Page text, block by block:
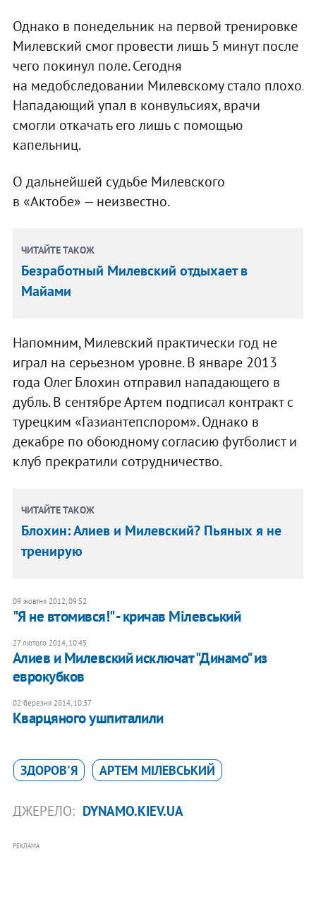
Однако в понедельник на первой тренировке
Милевский смог провести лишь 5 минут после
чего покинул поле. Сегодня
на медобследовании Милевскому стало плохо.
Нападающий упал в конвульсиях, врачи
смогли откачать его лишь с помощью
капельниц.
О дальнейшей судьбе Милевского
в «Актобе» — неизвестно.
ЧИТАЙТЕ ТАКОЖ
Безработный Милевский отдыхает в
Майами
Напомним, Милевский практически год не
играл на серьезном уровне. В январе 2013
года Олег Блохин отправил нападающего в
дубль. В сентябре Артем подписал контракт с
турецким «Газиантепспором». Однако в
декабре по обоюдному согласию футболист и
клуб прекратили сотрудничество.
ЧИТАЙТЕ ТАКОЖ
Блохин: Алиев и Милевский? Пьяных я не
тренирую
09 жовтня 2012, 09:52
"Я не втомився!" - кричав Мілевський
27 лютого 2014, 10:45
Алиев и Милевский исключат "Динамо" из
еврокубков
02 березня 2014, 10:37
Кварцяного ушпиталили
ЗДОРОВ'Я АРТЕМ МІЛЕВСЬКИЙ
ДЖЕРЕЛО: DYNAMO.KIEV.UA
РЕКЛАМА